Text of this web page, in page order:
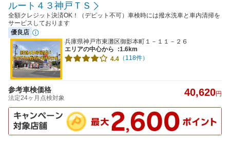
ルート４３神戸ＴＳ
全額クレジット決済OK！（デビット不可）車検時には撥水洗車と車内清掃を
サービスしております
優良店
兵庫県神戸市東灘区御影本町１－１１－２６
エリアの中心から
:1.6km
4.4 （118件）
参考車検価格
法定24ヶ月点検対象 40,620円